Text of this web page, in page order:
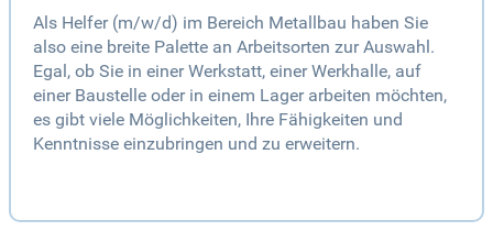
Als Helfer (m/w/d) im Bereich Metallbau haben Sie
also eine breite Palette an Arbeitsorten zur Auswahl.
Egal, ob Sie in einer Werkstatt, einer Werkhalle, auf
einer Baustelle oder in einem Lager arbeiten möchten,
es gibt viele Möglichkeiten, Ihre Fähigkeiten und
Kenntnisse einzubringen und zu erweitern.